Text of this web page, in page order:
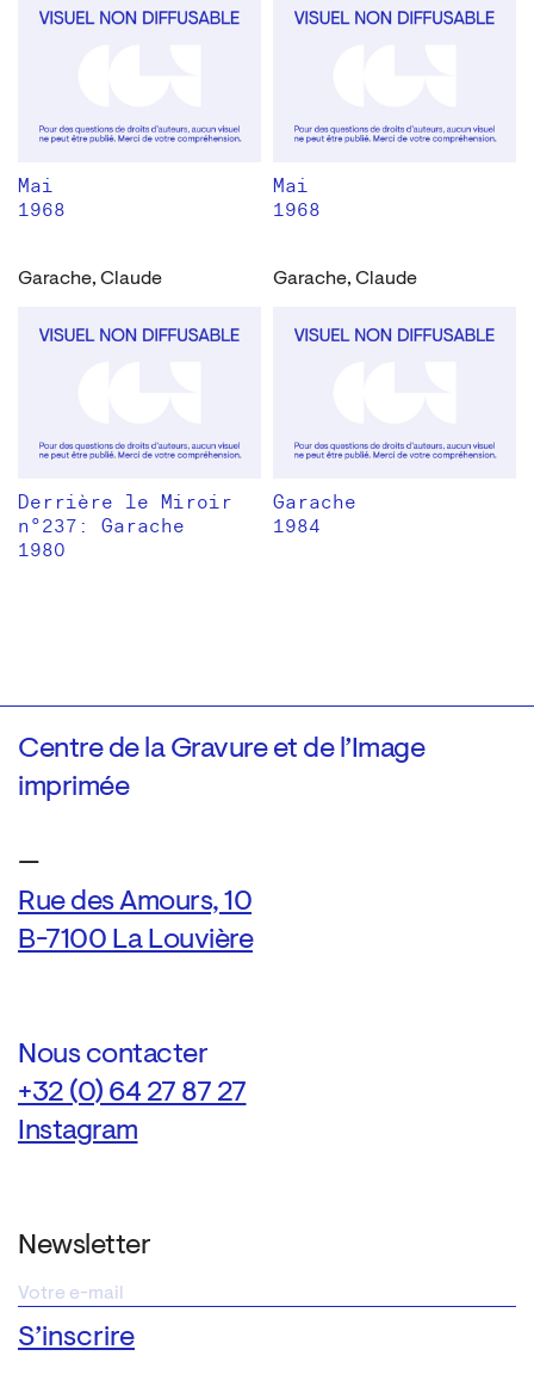
Mai
1968
Mai
1968
Garache, Claude
Derrière le Miroir
n°237: Garache
1980
Garache, Claude
Garache
1984
Centre de la Gravure et de l’Image
imprimée
—
Rue des Amours, 10
B-7100 La Louvière
Nous contacter
+32 (0) 64 27 87 27
Instagram
Newsletter